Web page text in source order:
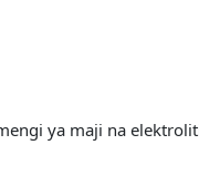
ya maji na